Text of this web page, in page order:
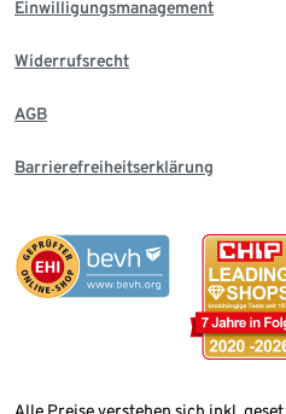
Einwilligungsmanagement
Widerrufsrecht
AGB
Barrierefreiheitserklärung